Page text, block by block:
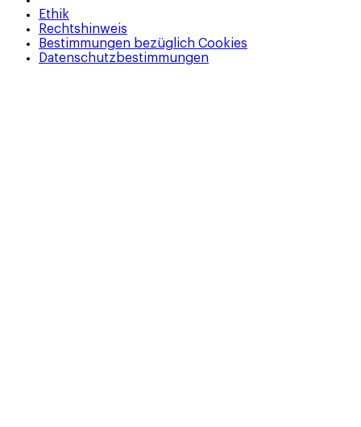
Ethik
Rechtshinweis
Bestimmungen bezüglich Cookies
Datenschutzbestimmungen